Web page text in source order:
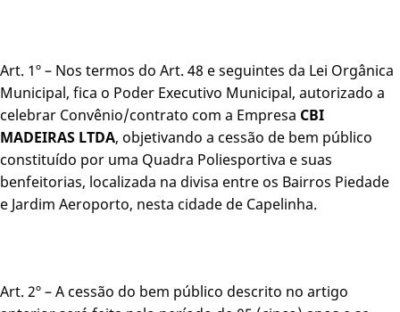
Art. 1º – Nos termos do Art. 48 e seguintes da Lei Orgânica
Municipal, fica o Poder Executivo Municipal, autorizado a
celebrar Convênio/contrato com a Empresa CBI
MADEIRAS LTDA, objetivando a cessão de bem público
constituído por uma Quadra Poliesportiva e suas
benfeitorias, localizada na divisa entre os Bairros Piedade
e Jardim Aeroporto, nesta cidade de Capelinha.
Art. 2º – A cessão do bem público descrito no artigo